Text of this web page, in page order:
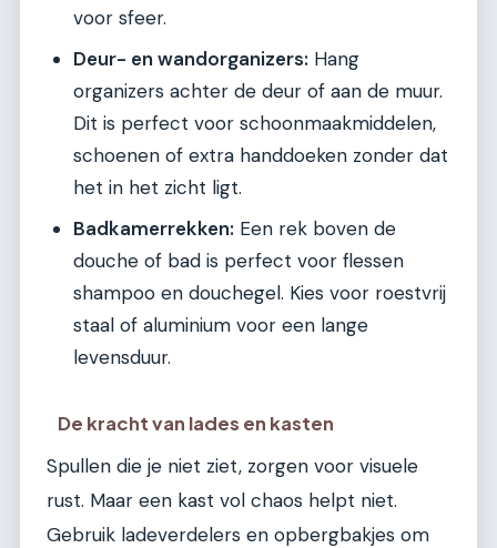
voor sfeer.
Deur- en wandorganizers: Hang
organizers achter de deur of aan de muur.
Dit is perfect voor schoonmaakmiddelen,
schoenen of extra handdoeken zonder dat
het in het zicht ligt.
Badkamerrekken: Een rek boven de
douche of bad is perfect voor flessen
shampoo en douchegel. Kies voor roestvrij
staal of aluminium voor een lange
levensduur.
De kracht van lades en kasten
Spullen die je niet ziet, zorgen voor visuele
rust. Maar een kast vol chaos helpt niet.
Gebruik ladeverdelers en opbergbakjes om